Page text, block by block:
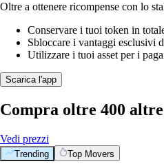
Oltre a ottenere ricompense con lo
Conservare i tuoi token in
Sbloccare i vantaggi esclusivi
Utilizzare i tuoi asset per i
Scarica l'app
Compra oltre 400
Vedi prezzi
Trending Top Movers